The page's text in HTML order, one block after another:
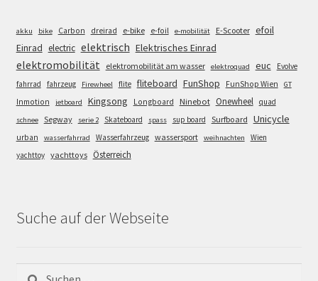
akku bike Carbon dreirad e-bike e-foil e-mobilität E-Scooter efoil
Einrad electric elektrisch Elektrisches Einrad
elektromobilität elektromobilität am wasser elektroquad euc
Evolve
fahrrad
fahrzeug Firewheel flite fliteboard FunShop FunShop Wien GT
Inmotion jetboard Kingsong Longboard Ninebot Onewheel quad
schnee Segway serie 2 Skateboard spass sup board Surfboard Unicycle
urban wasserfahrrad Wasserfahrzeug wassersport weihnachten
Wien
yachttoy yachttoys Österreich
Suche auf der Webseite
Suchen